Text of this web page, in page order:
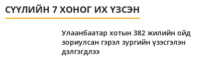
СҮҮЛИЙН 7 ХОНОГ ИХ ҮЗСЭН
Улаанбаатар хотын 382 жилийн ойд
зориулсан гэрэл зургийн үзэсгэлэн
дэлгэгдлээ